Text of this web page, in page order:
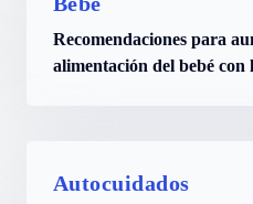
Recomendaciones para
alimentación del bebé con
Autocuidados